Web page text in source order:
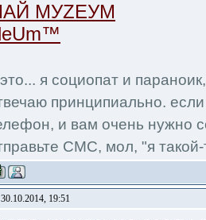
МУZЕУМ
я социопат и
принципиально.
и вам очень нужно
СМС, мол, "я такой-
30.10.2014, 19:51